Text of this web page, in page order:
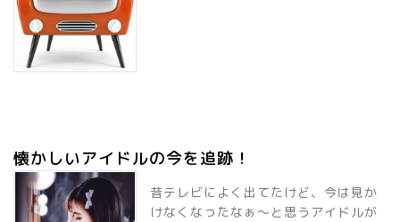
懐かしいアイドルの今を追跡！
昔テレビによく出てたけど、今は見か
けなくなったなぁ～と思うアイドルが